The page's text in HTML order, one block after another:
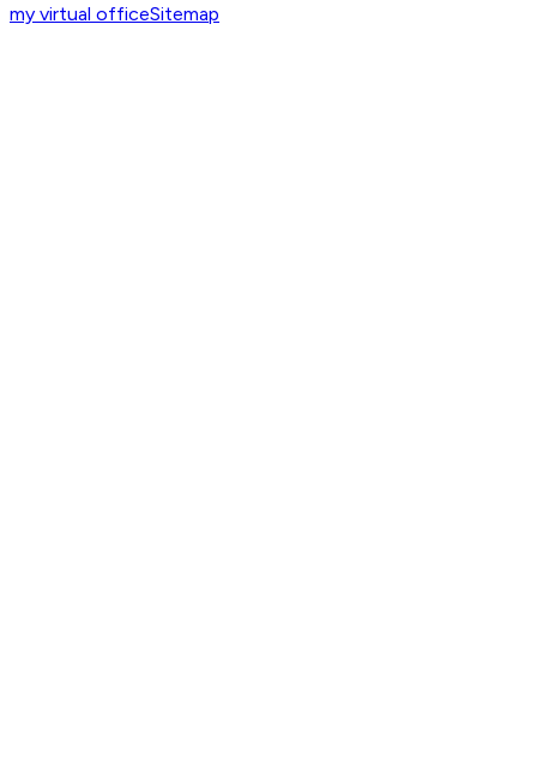
my virtual officeSitemap